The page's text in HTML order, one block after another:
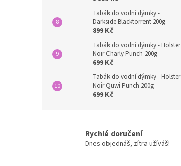
Tabák do vodní dýmky -
Darkside Blacktorrent 200g
899 Kč
Tabák do vodní dýmky - Holster
Noir Charly Punch 200g
699 Kč
Tabák do vodní dýmky - Holster
Noir Quwi Punch 200g
699 Kč
Rychlé doručení
Dnes objednáš, zítra užíváš!